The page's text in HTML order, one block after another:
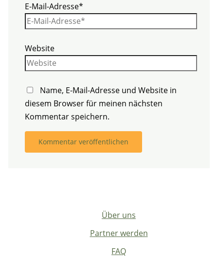
E-Mail-Adresse*
Website
Name, E-Mail-Adresse und Website in
diesem Browser für meinen nächsten
Kommentar speichern.
Über uns
Partner werden
FAQ